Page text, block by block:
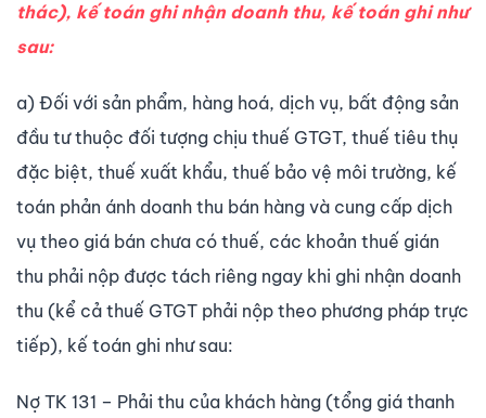
thác), kế toán ghi nhận doanh thu, kế toán ghi như
sau:
a) Đối với sản phẩm, hàng hoá, dịch vụ, bất động sản
đầu tư thuộc đối tượng chịu thuế GTGT, thuế tiêu thụ
đặc biệt, thuế xuất khẩu, thuế bảo vệ môi trường, kế
toán phản ánh doanh thu bán hàng và cung cấp dịch
vụ theo giá bán chưa có thuế, các khoản thuế gián
thu phải nộp được tách riêng ngay khi ghi nhận doanh
thu (kể cả thuế GTGT phải nộp theo phương pháp trực
tiếp), kế toán ghi như sau:
Nợ TK 131 – Phải thu của khách hàng (tổng giá thanh